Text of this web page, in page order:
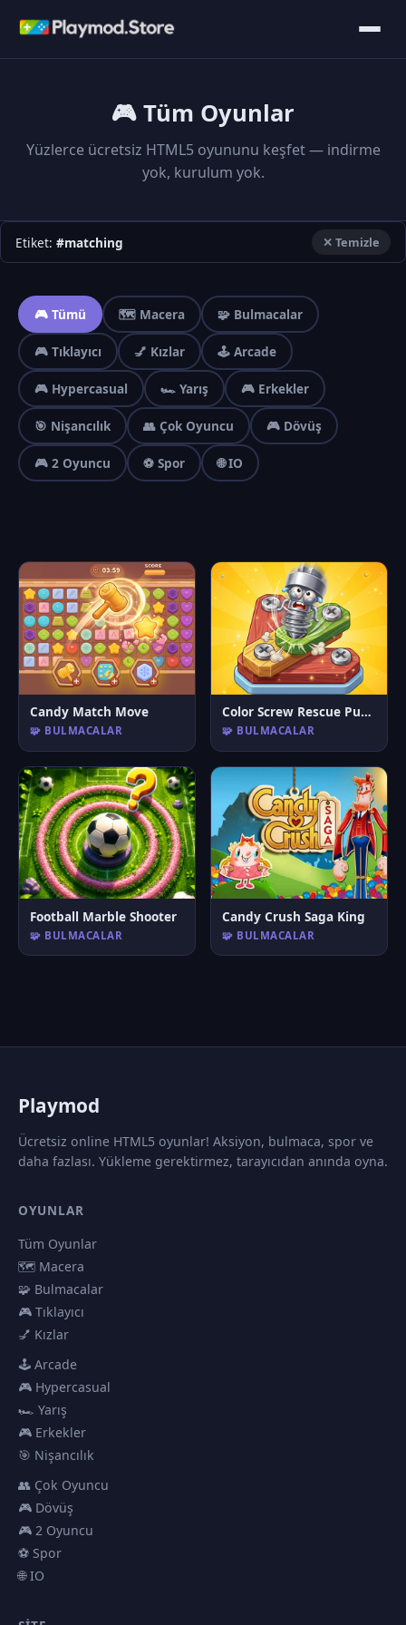
🎮 Tüm Oyunlar
Yüzlerce ücretsiz HTML5 oyununu keşfet — indirme
yok, kurulum yok.
Etiket: #matching ✕ Temizle
🎮 Tümü 🗺️ Macera 🧩 Bulmacalar
🎮 Tıklayıcı 💅 Kızlar 🕹️ Arcade
🎮 Hypercasual 🏎️ Yarış 🎮 Erkekler
🎯 Nişancılık 👥 Çok Oyuncu 🎮 Dövüş
🎮 2 Oyuncu ⚽ Spor 🌐 IO
Candy Match Move
🧩 BULMACALAR
Color Screw Rescue Puzzle
🧩 BULMACALAR
Football Marble Shooter
🧩 BULMACALAR
Candy Crush Saga King
🧩 BULMACALAR
Playmod
Ücretsiz online HTML5 oyunlar! Aksiyon, bulmaca, spor ve
daha fazlası. Yükleme gerektirmez, tarayıcıdan anında oyna.
OYUNLAR
Tüm Oyunlar
🗺️ Macera
🧩 Bulmacalar
🎮 Tıklayıcı
💅 Kızlar
🕹️ Arcade
🎮 Hypercasual
🏎️ Yarış
🎮 Erkekler
🎯 Nişancılık
👥 Çok Oyuncu
🎮 Dövüş
🎮 2 Oyuncu
⚽ Spor
🌐 IO